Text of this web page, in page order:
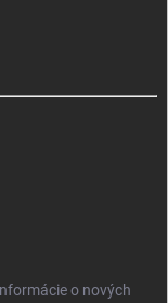
o nových